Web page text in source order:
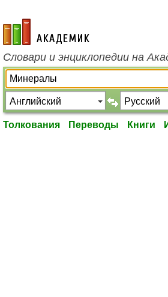
academic.ru
Словари и энциклопедии на
Толкования Переводы Книги